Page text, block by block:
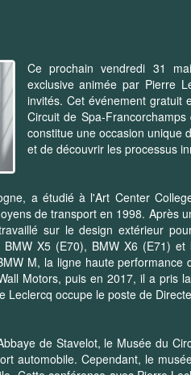
Ce prochain vendredi 31
exclusive animée par Pierre
invités. Cet événement gratuit
Circuit de Spa-
constitue une occasion unique
et de découvrir les processus
a étudié à l'Art Center
de transport en 1998. Après
sur le design extérieur
BMW X5 (E70), BMW X6 (E71)
M, la ligne haute
Motors, puis en 2017, il a pris
Leclercq occupe le poste de
de Stavelot, le Musée du
automobile. Cependant, le